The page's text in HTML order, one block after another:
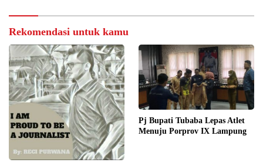
Rekomendasi untuk kamu
Pj Bupati Tubaba Lepas Atlet
Menuju Porprov IX Lampung